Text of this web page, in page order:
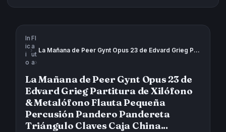
In
ic
i
o
›
Fl
a
ut
a›
La Mañana de Peer Gynt Opus 23 de Edvard Grieg Partitura de Xilófono & Metalófono Flauta Pequeña Percusión Pandero Pandereta Triángulo Claves Caja China...
La Mañana de Peer Gynt Opus 23 de
Edvard Grieg Partitura de Xilófono
& Metalófono Flauta Pequeña
Percusión Pandero Pandereta
Triángulo Claves Caja China...